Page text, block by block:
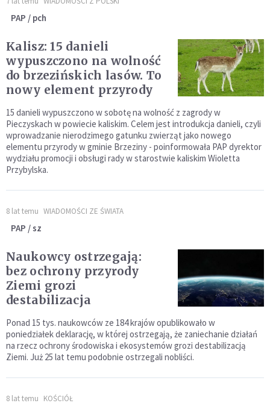
PAP / pch
Kalisz: 15 danieli
wypuszczono na wolność
do brzezińskich lasów. To
nowy element przyrody
15 danieli wypuszczono w sobotę na wolność z zagrody w
Pieczyskach w powiecie kaliskim. Celem jest introdukcja danieli, czyli
wprowadzanie nierodzimego gatunku zwierząt jako nowego
elementu przyrody w gminie Brzeziny - poinformowała PAP dyrektor
wydziału promocji i obsługi rady w starostwie kaliskim Wioletta
Przybylska.
8 lat temu WIADOMOŚCI ZE ŚWIATA
PAP / sz
Naukowcy ostrzegają:
bez ochrony przyrody
Ziemi grozi
destabilizacja
Ponad 15 tys. naukowców ze 184 krajów opublikowało w
poniedziałek deklarację, w której ostrzegają, że zaniechanie działań
na rzecz ochrony środowiska i ekosystemów grozi destabilizacją
Ziemi. Już 25 lat temu podobnie ostrzegali nobliści.
8 lat temu KOŚCIÓŁ